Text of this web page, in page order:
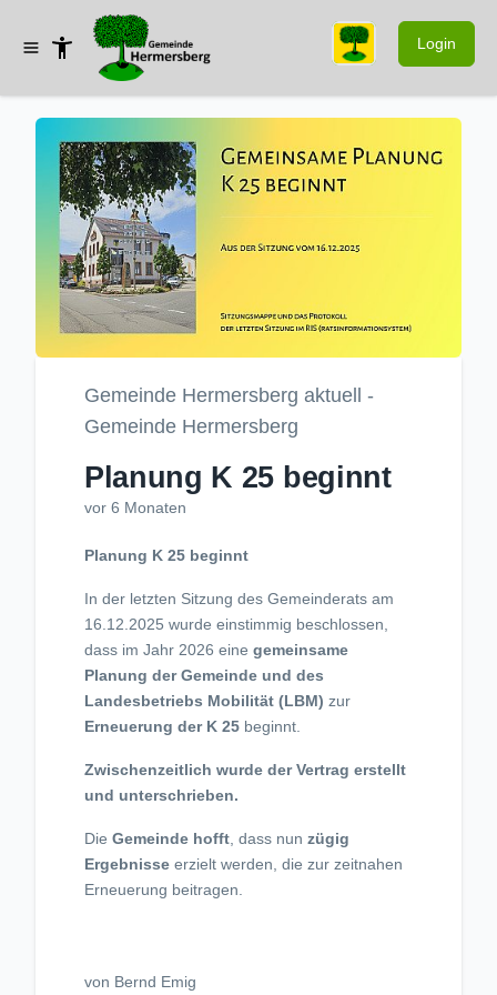
Login
Gemeinde Hermersberg aktuell -
Gemeinde Hermersberg
Planung K 25 beginnt
vor 6 Monaten
Planung K 25 beginnt
In der letzten Sitzung des Gemeinderats am
16.12.2025 wurde einstimmig beschlossen,
dass im Jahr 2026 eine gemeinsame
Planung der Gemeinde und des
Landesbetriebs Mobilität (LBM) zur
Erneuerung der K 25 beginnt.
Zwischenzeitlich wurde der Vertrag erstellt
und unterschrieben.
Die Gemeinde hofft, dass nun zügig
Ergebnisse erzielt werden, die zur zeitnahen
Erneuerung beitragen.
von Bernd Emig